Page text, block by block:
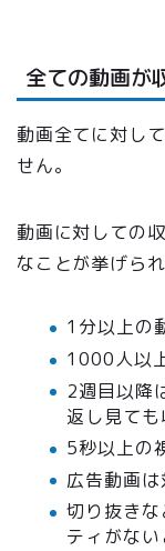
全ての動画が
動画全てに対し
せん。
動画に対しての
なことが挙げられ
1分以上の
1000人以
2週目以降
返し見て
5秒以上の
広告動画
切り抜き
ティがな